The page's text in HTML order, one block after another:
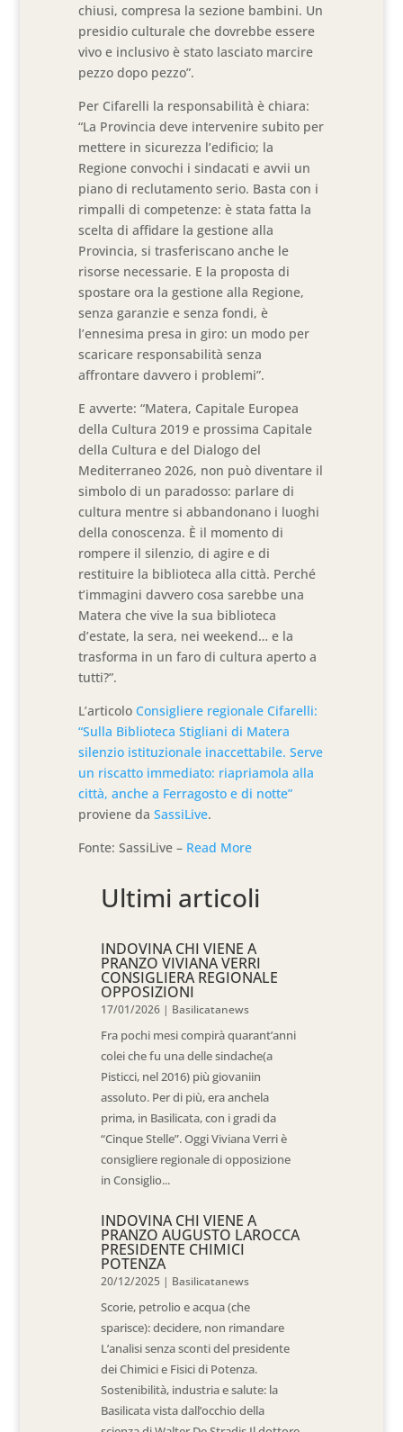
chiusi, compresa la sezione bambini. Un
presidio culturale che dovrebbe essere
vivo e inclusivo è stato lasciato marcire
pezzo dopo pezzo”.
Per Cifarelli la responsabilità è chiara:
“La Provincia deve intervenire subito per
mettere in sicurezza l’edificio; la
Regione convochi i sindacati e avvii un
piano di reclutamento serio. Basta con i
rimpalli di competenze: è stata fatta la
scelta di affidare la gestione alla
Provincia, si trasferiscano anche le
risorse necessarie. E la proposta di
spostare ora la gestione alla Regione,
senza garanzie e senza fondi, è
l’ennesima presa in giro: un modo per
scaricare responsabilità senza
affrontare davvero i problemi”.
E avverte: “Matera, Capitale Europea
della Cultura 2019 e prossima Capitale
della Cultura e del Dialogo del
Mediterraneo 2026, non può diventare il
simbolo di un paradosso: parlare di
cultura mentre si abbandonano i luoghi
della conoscenza. È il momento di
rompere il silenzio, di agire e di
restituire la biblioteca alla città. Perché
t’immagini davvero cosa sarebbe una
Matera che vive la sua biblioteca
d’estate, la sera, nei weekend… e la
trasforma in un faro di cultura aperto a
tutti?”.
L’articoloConsigliere regionale Cifarelli:
“Sulla Biblioteca Stigliani di Matera
silenzio istituzionale inaccettabile. Serve
un riscatto immediato: riapriamola alla
città, anche a Ferragosto e di notte”
proviene daSassiLive.
Fonte: SassiLive – Read More
Ultimi articoli
INDOVINA CHI VIENE A
PRANZO VIVIANA VERRI
CONSIGLIERA REGIONALE
OPPOSIZIONI
17/01/2026 | Basilicatanews
Fra pochi mesi compirà quarant’anni
colei che fu una delle sindache(a
Pisticci, nel 2016) più giovaniin
assoluto. Per di più, era anchela
prima, in Basilicata, con i gradi da
“Cinque Stelle”. Oggi Viviana Verri è
consigliere regionale di opposizione
in Consiglio...
INDOVINA CHI VIENE A
PRANZO AUGUSTO LAROCCA
PRESIDENTE CHIMICI
POTENZA
20/12/2025 | Basilicatanews
Scorie, petrolio e acqua (che
sparisce): decidere, non rimandare
L’analisi senza sconti del presidente
dei Chimici e Fisici di Potenza.
Sostenibilità, industria e salute: la
Basilicata vista dall’occhio della